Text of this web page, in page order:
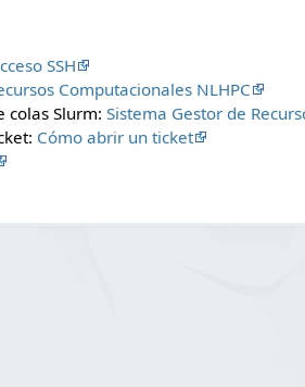
SSH
Computacionales NLHPC
colas Slurm: Sistema Gestor de
Cómo abrir un ticket